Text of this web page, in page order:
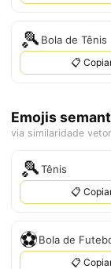
🎾 Bola de Tênis
📋
Emojis
via similaridade
🎾Tênis
📋
⚽Bola de
📋